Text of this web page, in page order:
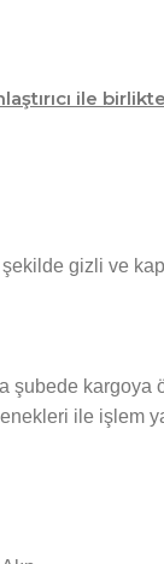
ile
gizli ve
şubede kargoya
ile işlem